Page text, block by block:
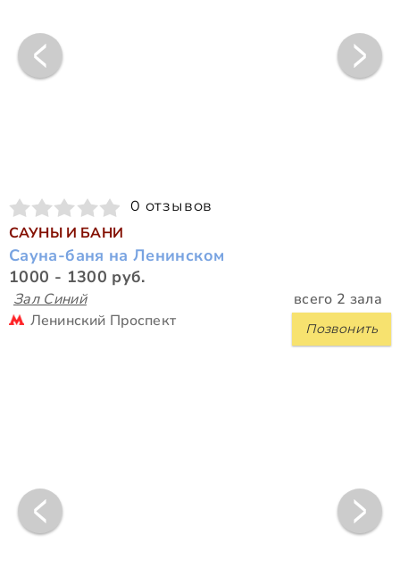
0 отзывов
САУНЫ И БАНИ
Сауна-баня на Ленинском
1000 - 1300 руб.
Зал Синий всего 2 зала
Позвонить
Ленинский Проспект